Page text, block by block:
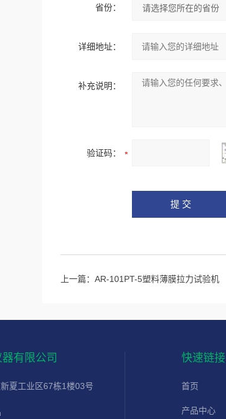
省份：
详细地址：
补充说明：
验证码：
上一篇： AR-101PT-5塑料薄膜拉力试验机
有限公司
夏工业区67栋1楼03号
快速链接
首页
产品中心